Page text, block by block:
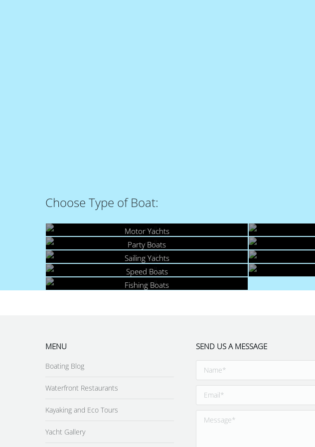
Choose Type of Boat:
Motor Yachts
Party Boats
Sailing Yachts
Speed Boats
Fishing Boats
MENU
Boating Blog
Waterfront Restaurants
Kayaking and Eco Tours
Yacht Gallery
SEND US A MESSAGE